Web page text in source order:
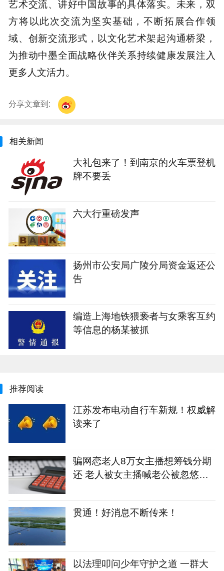
艺术交流、讲好中国故事的具体落实。未来，双
方将以此次交流为坚实基础，不断拓展合作领
域、创新交流形式，以文化艺术架起沟通桥梁，
为推动中墨全面战略伙伴关系持续健康发展注入
更多人文活力。
分享文章到:
相关新闻
大礼包来了！到南京的火车票登机
牌不要丢
六大行重磅发声
扬州市公安局广陵分局资金返还公
告
编造上海地铁猥亵者与女乘客互约
等信息的杨某被抓
推荐阅读
江苏发布电动自行车新规！权威解
读来了
骗网恋老人8万女主播想筹钱分期
还 老人被女主播喊老公被忽悠打
贯通！好消息不断传来！
以法理叩问少年守护之道 一群大